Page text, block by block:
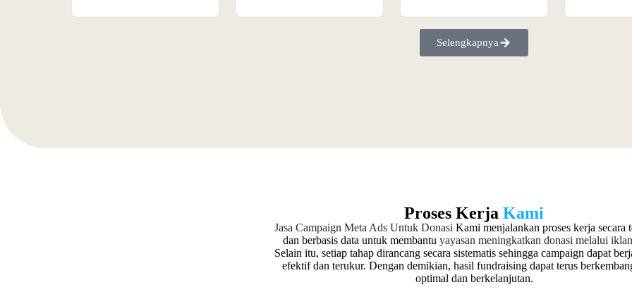
Selengkapnya
Proses Kerja Kami
Jasa Campaign Meta Ads Untuk Donasi Kami menjalankan proses kerja secara
dan berbasis data untuk membantu yayasan meningkatkan donasi melalui
Selain itu, setiap tahap dirancang secara sistematis sehingga campaign dapat
efektif dan terukur. Dengan demikian, hasil fundraising dapat terus
optimal dan berkelanjutan.